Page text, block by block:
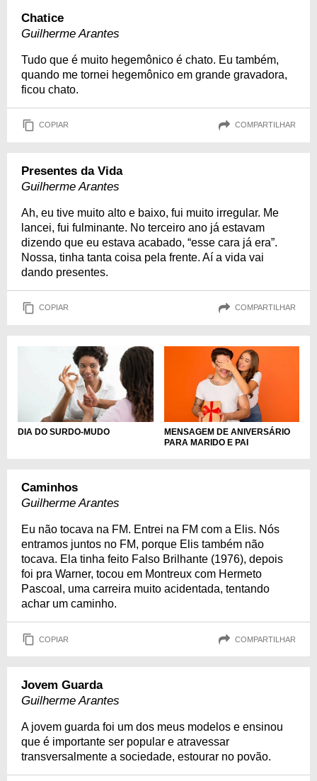
Chatice
Guilherme Arantes
Tudo que é muito hegemônico é chato. Eu também,
quando me tornei hegemônico em grande gravadora,
ficou chato.
COPIAR COMPARTILHAR
Presentes da Vida
Guilherme Arantes
Ah, eu tive muito alto e baixo, fui muito irregular. Me
lancei, fui fulminante. No terceiro ano já estavam
dizendo que eu estava acabado, “esse cara já era”.
Nossa, tinha tanta coisa pela frente. Aí a vida vai
dando presentes.
COPIAR COMPARTILHAR
DIA DO SURDO-MUDO
MENSAGEM DE ANIVERSÁRIO
PARA MARIDO E PAI
Caminhos
Guilherme Arantes
Eu não tocava na FM. Entrei na FM com a Elis. Nós
entramos juntos no FM, porque Elis também não
tocava. Ela tinha feito Falso Brilhante (1976), depois
foi pra Warner, tocou em Montreux com Hermeto
Pascoal, uma carreira muito acidentada, tentando
achar um caminho.
COPIAR COMPARTILHAR
Jovem Guarda
Guilherme Arantes
A jovem guarda foi um dos meus modelos e ensinou
que é importante ser popular e atravessar
transversalmente a sociedade, estourar no povão.